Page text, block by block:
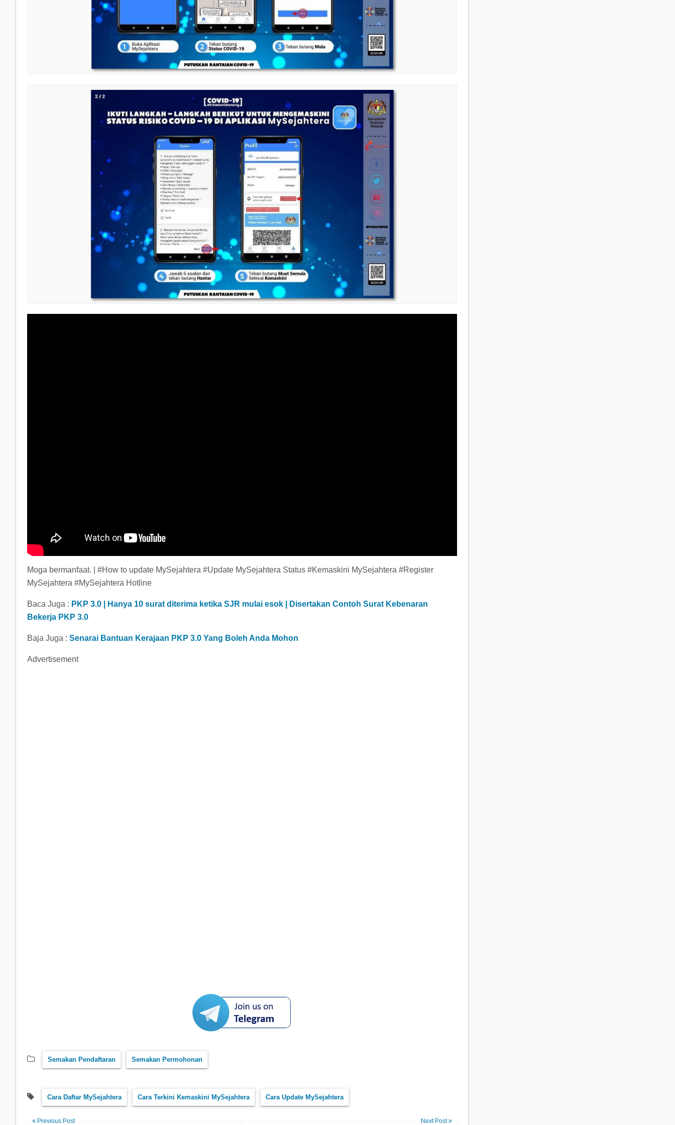
Moga bermanfaat. | #How to update MySejahtera #Update MySejahtera Status #Kemaskini MySejahtera #Register
MySejahtera #MySejahtera Hotline
Baca Juga : PKP 3.0 | Hanya 10 surat diterima ketika SJR mulai esok | Disertakan Contoh Surat Kebenaran
Bekerja PKP 3.0
Baja Juga : Senarai Bantuan Kerajaan PKP 3.0 Yang Boleh Anda Mohon
Advertisement
Semakan Pendaftaran Semakan Permohonan
Cara Daftar MySejahtera Cara Terkini Kemaskini MySejahtera Cara Update MySejahtera
Previous Post Next Post